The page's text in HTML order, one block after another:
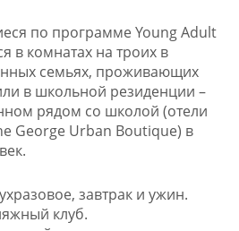
по программе Young Adult
в комнатах на троих в
семьях, проживающих
в школьной резиденции –
рядом со школой (отели
George Urban Boutique) в
завтрак и ужин.
клуб.